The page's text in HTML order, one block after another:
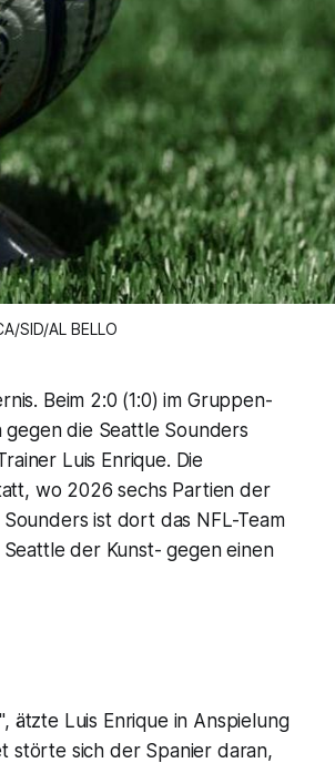
SID/AL BELLO
Beim 2:0 (1:0) im Gruppen-
gegen die Seattle Sounders
Luis Enrique. Die
wo 2026 sechs Partien der
ist dort das NFL-Team
der Kunst- gegen einen
Luis Enrique in Anspielung
störte sich der Spanier daran,